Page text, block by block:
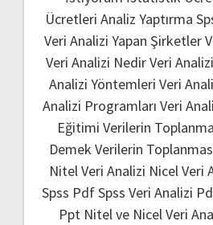
Ücretleri Analiz Yaptırma
Veri Analizi Yapan Şirketler
Veri Analizi NedirVeri
Analizi Yöntemleri Veri
Analizi Programları Veri
Eğitimi Verilerin
Demek Verilerin
Nitel Veri Analizi Nicel Veri
Spss PdfSpss Veri Analizi
Ppt Nitel ve Nicel Veri